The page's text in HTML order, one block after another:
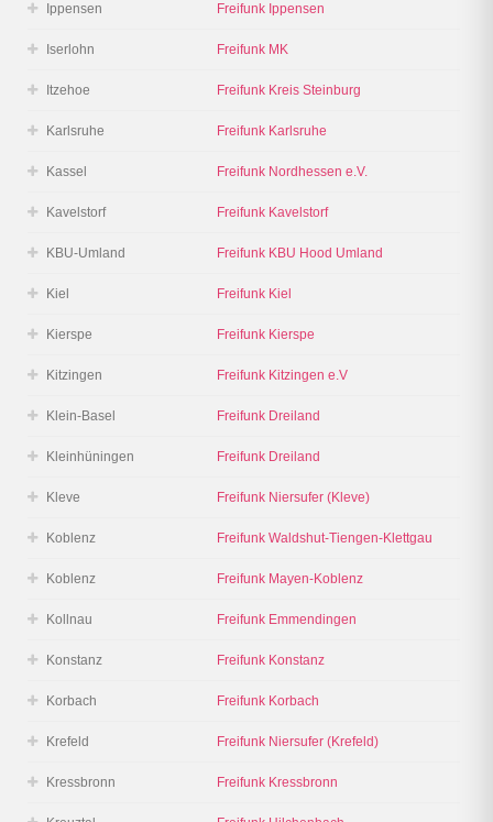
Ippensen Freifunk Ippensen
Iserlohn Freifunk MK
Itzehoe Freifunk Kreis Steinburg
Karlsruhe Freifunk Karlsruhe
Kassel Freifunk Nordhessen e.V.
Kavelstorf Freifunk Kavelstorf
KBU-Umland Freifunk KBU Hood Umland
Kiel Freifunk Kiel
Kierspe Freifunk Kierspe
Kitzingen Freifunk Kitzingen e.V
Klein-Basel Freifunk Dreiland
Kleinhüningen Freifunk Dreiland
Kleve Freifunk Niersufer (Kleve)
Koblenz Freifunk Waldshut-Tiengen-Klettgau
Koblenz Freifunk Mayen-Koblenz
Kollnau Freifunk Emmendingen
Konstanz Freifunk Konstanz
Korbach Freifunk Korbach
Krefeld Freifunk Niersufer (Krefeld)
Kressbronn Freifunk Kressbronn